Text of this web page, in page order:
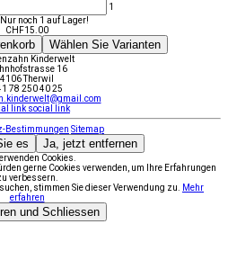
1
noch 1 auf Lager!
CHF15.00
Wählen Sie Varianten
Kinderwelt
16
4106 Therwil
78 250 40 25
link social link
Bestimmungen Sitemap
es Ja, jetzt entfernen
Cookies.
gerne Cookies verwenden, um Ihre Erfahrungen
verbessern.
stimmen Sie dieser Verwendung zu.
Mehr
erfahren
und Schliessen